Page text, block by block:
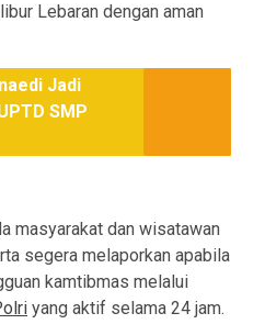
Lebaran dengan aman
Jadi
SMP
masyarakat dan wisatawan
segera melaporkan apabila
kamtibmas melalui
yang aktif selama 24 jam.